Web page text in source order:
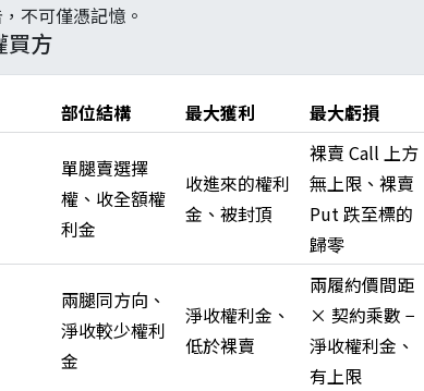
不可僅憑記憶。
買方
部位結構 最大獲利 最大虧損
單腿賣選擇
權、收全額權
利金
收進來的權利
金、被封頂
裸賣 Call 上方
無上限、裸賣
Put 跌至標的
歸零
兩腿同方向、
淨收較少權利
金
淨收權利金、
低於裸賣
兩履約價間距
× 契約乘數 −
淨收權利金、
有上限